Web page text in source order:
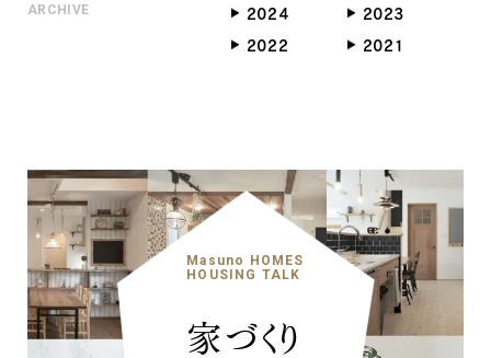
ARCHIVE
2024
2023
2022
2021
Masuno HOMES
HOUSING TALK
家づくり